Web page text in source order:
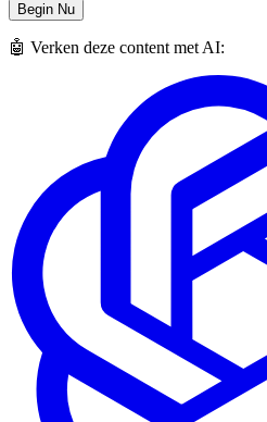
Begin Nu
🤖 Verken deze content met AI: